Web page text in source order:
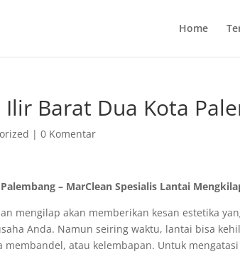
Home
Ilir Barat Dua Kota
|0 Komentar
– MarClean Spesialis Lantai
mengilap akan memberikan kesan estetika
Anda. Namun seiring waktu, lantai bisa
atau kelembapan. Untuk